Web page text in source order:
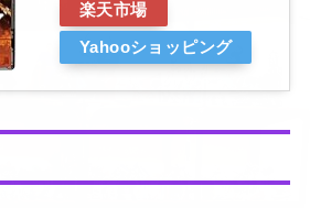
楽天市場
Yahooショッピング